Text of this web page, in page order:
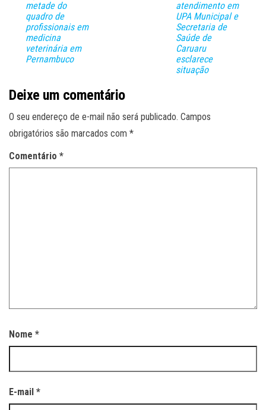
metade do
quadro de
profissionais em
medicina
veterinária em
Pernambuco
atendimento em
UPA Municipal e
Secretaria de
Saúde de
Caruaru
esclarece
situação
Deixe um comentário
O seu endereço de e-mail não será publicado. Campos
obrigatórios são marcados com *
Comentário *
Nome *
E-mail *